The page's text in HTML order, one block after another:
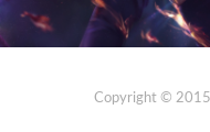
Copyright ©